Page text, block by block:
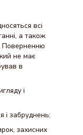
всі
а також
Поверненню
не має
в
і
і забруднень;
захисних